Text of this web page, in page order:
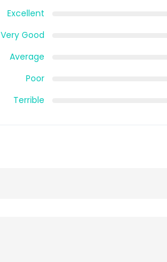
Excellent
Very Good
Average
Poor
Terrible